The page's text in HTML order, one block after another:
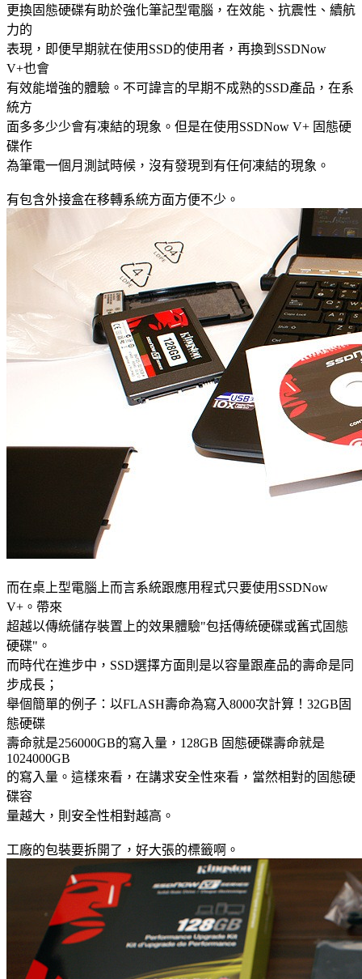
更換固態硬碟有助於強化筆記型電腦，在效能、抗震性、續航
力的
表現，即便早期就在使用SSD的使用者，再換到SSDNow
V+也會
有效能增強的體驗。不可諱言的早期不成熟的SSD產品，在系
統方
面多多少少會有凍結的現象。但是在使用SSDNow V+ 固態硬
碟作
為筆電一個月測試時候，沒有發現到有任何凍結的現象。
有包含外接盒在移轉系統方面方便不少。
而在桌上型電腦上而言系統跟應用程式只要使用SSDNow
V+。帶來
超越以傳統儲存裝置上的效果體驗"包括傳統硬碟或舊式固態
硬碟"。
而時代在進步中，SSD選擇方面則是以容量跟產品的壽命是同
步成長；
舉個簡單的例子：以FLASH壽命為寫入8000次計算！32GB固
態硬碟
壽命就是256000GB的寫入量，128GB 固態硬碟壽命就是
1024000GB
的寫入量。這樣來看，在講求安全性來看，當然相對的固態硬
碟容
量越大，則安全性相對越高。
工廠的包裝要拆開了，好大張的標籤啊。